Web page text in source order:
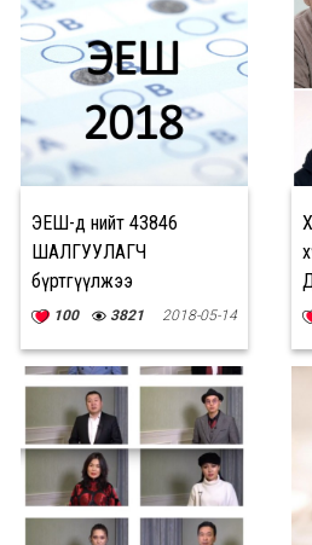
ЭЕШ-д нийт 43846
ШАЛГУУЛАГЧ
бүртгүүлжээ
100 3821 2018-05-14